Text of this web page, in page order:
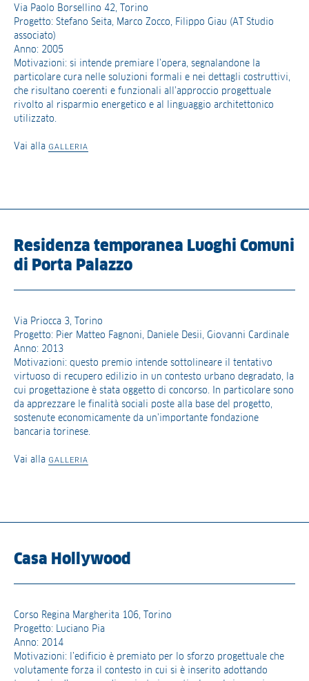
Via Paolo Borsellino 42, Torino
Progetto: Stefano Seita, Marco Zocco, Filippo Giau (AT Studio
associato)
Anno: 2005
Motivazioni: si intende premiare l’opera, segnalandone la
particolare cura nelle soluzioni formali e nei dettagli costruttivi,
che risultano coerenti e funzionali all’approccio progettuale
rivolto al risparmio energetico e al linguaggio architettonico
utilizzato.
Vai alla GALLERIA
Residenza temporanea Luoghi Comuni
di Porta Palazzo
Via Priocca 3, Torino
Progetto: Pier Matteo Fagnoni, Daniele Desii, Giovanni Cardinale
Anno: 2013
Motivazioni: questo premio intende sottolineare il tentativo
virtuoso di recupero edilizio in un contesto urbano degradato, la
cui progettazione è stata oggetto di concorso. In particolare sono
da apprezzare le finalità sociali poste alla base del progetto,
sostenute economicamente da un’importante fondazione
bancaria torinese.
Vai alla GALLERIA
Casa Hollywood
Corso Regina Margherita 106, Torino
Progetto: Luciano Pia
Anno: 2014
Motivazioni: l’edificio è premiato per lo sforzo progettuale che
volutamente forza il contesto in cui si è inserito adottando